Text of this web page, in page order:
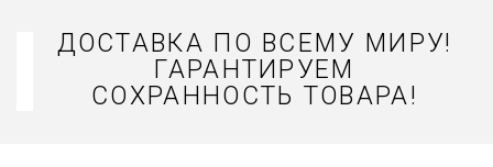
ДОСТАВКА ПО ВСЕМУ МИРУ!
ГАРАНТИРУЕМ
СОХРАННОСТЬ ТОВАРА!